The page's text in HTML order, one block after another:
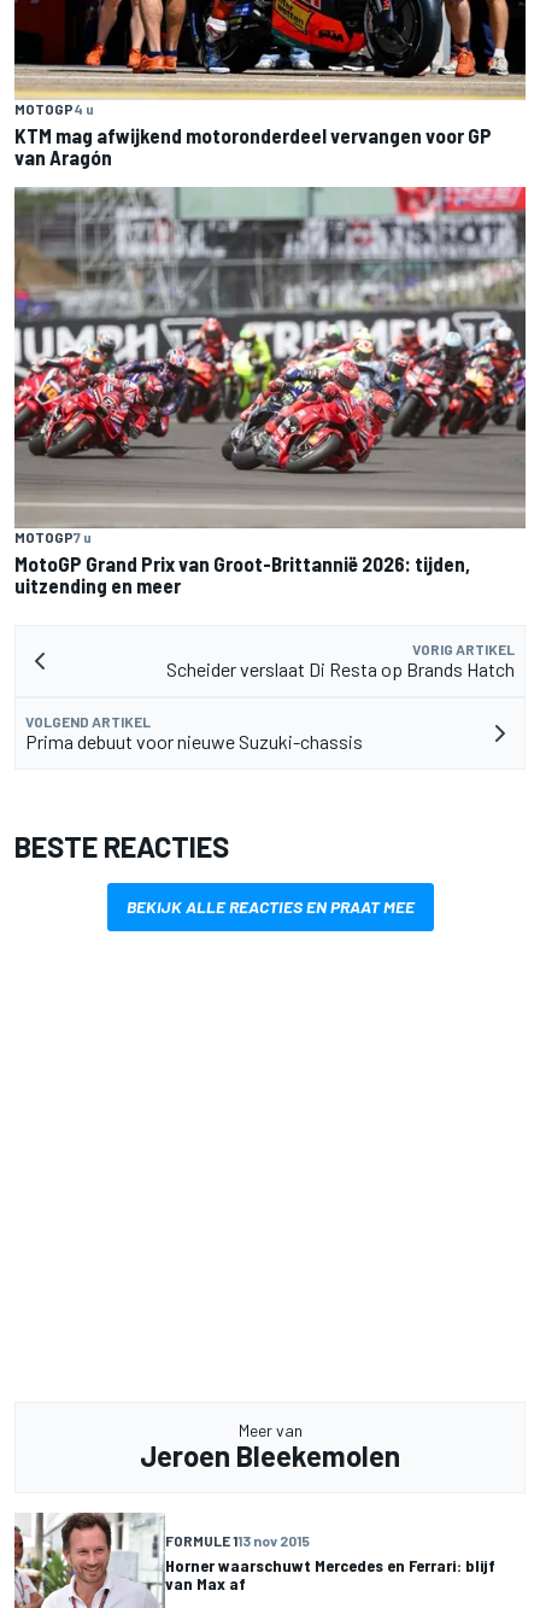
MOTOGP4 u
KTM mag afwijkend motoronderdeel vervangen voor GP
van Aragón
MOTOGP7 u
MotoGP Grand Prix van Groot-Brittannië 2026: tijden,
uitzending en meer
VORIG ARTIKEL
Scheider verslaat Di Resta op Brands Hatch
VOLGEND ARTIKEL
Prima debuut voor nieuwe Suzuki-chassis
BESTE REACTIES
BEKIJK ALLE REACTIES EN PRAAT MEE
Meer van
Jeroen Bleekemolen
FORMULE 113 nov 2015
Horner waarschuwt Mercedes en Ferrari: blijf
van Max af